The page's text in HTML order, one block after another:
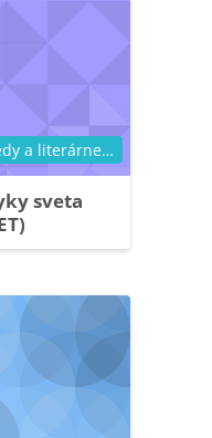
sveta
Ústav maďarskej jazykovedy a literárnej vedy